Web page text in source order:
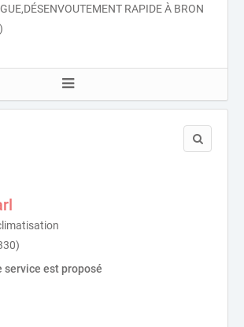
RAPIDE À BRON
service est proposé